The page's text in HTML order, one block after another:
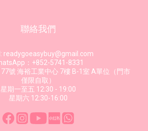
聯絡我們
readygoeasybuy@gmail.com
：+852-5741-8331
號 海裕工業中心 7樓 B-1室 A單位（門市
僅限自取）
星期一至五 12:30 - 19:00
星期六 12:30-16:00